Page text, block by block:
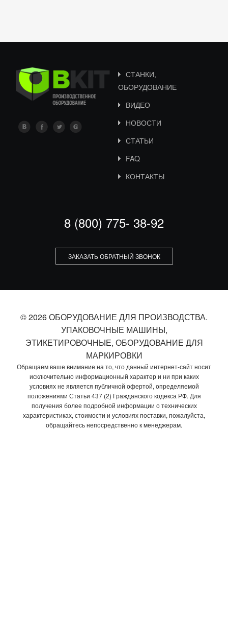
СТАНКИ,
ОБОРУДОВАНИЕ
ВИДЕО
НОВОСТИ
СТАТЬИ
FAQ
КОНТАКТЫ
8 (800) 775- 38-92
ЗАКАЗАТЬ ОБРАТНЫЙ ЗВОНОК
© 2026 ОБОРУДОВАНИЕ ДЛЯ ПРОИЗВОДСТВА.
УПАКОВОЧНЫЕ МАШИНЫ,
ЭТИКЕТИРОВОЧНЫЕ, ОБОРУДОВАНИЕ ДЛЯ
МАРКИРОВКИ
Обращаем ваше внимание на то, что данный интернет-сайт носит
исключительно информационный характер и ни при каких
условиях не является публичной офертой, определяемой
положениями Статьи 437 (2) Гражданского кодекса РФ. Для
получения более подробной информации о технических
характеристиках, стоимости и условиях поставки, пожалуйста,
обращайтесь непосредственно к менеджерам.